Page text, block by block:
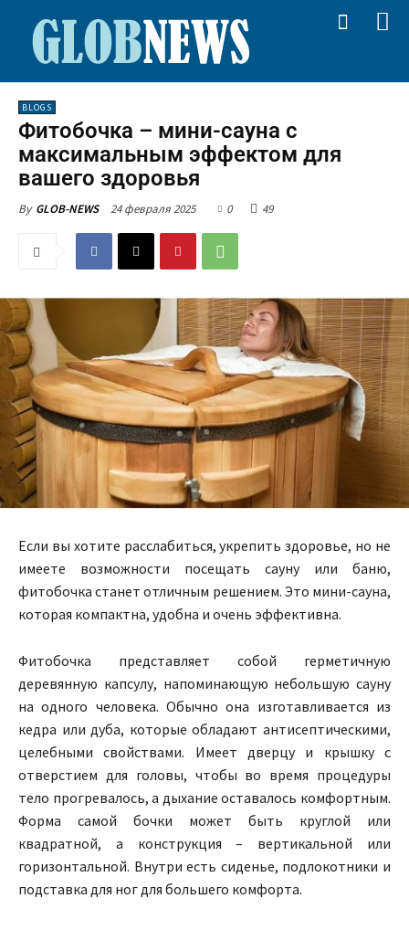
BLOGS
Фитобочка – мини-сауна с
максимальным эффектом для
вашего здоровья
By GLOB-NEWS 24 февраля 2025 0 49
Если вы хотите расслабиться, укрепить здоровье, но не
имеете возможности посещать сауну или баню,
фитобочка станет отличным решением. Это мини-сауна,
которая компактна, удобна и очень эффективна.
Фитобочка представляет собой герметичную
деревянную капсулу, напоминающую небольшую сауну
на одного человека. Обычно она изготавливается из
кедра или дуба, которые обладают антисептическими,
целебными свойствами. Имеет дверцу и крышку с
отверстием для головы, чтобы во время процедуры
тело прогревалось, а дыхание оставалось комфортным.
Форма самой бочки может быть круглой или
квадратной, а конструкция – вертикальной или
горизонтальной. Внутри есть сиденье, подлокотники и
подставка для ног для большего комфорта.